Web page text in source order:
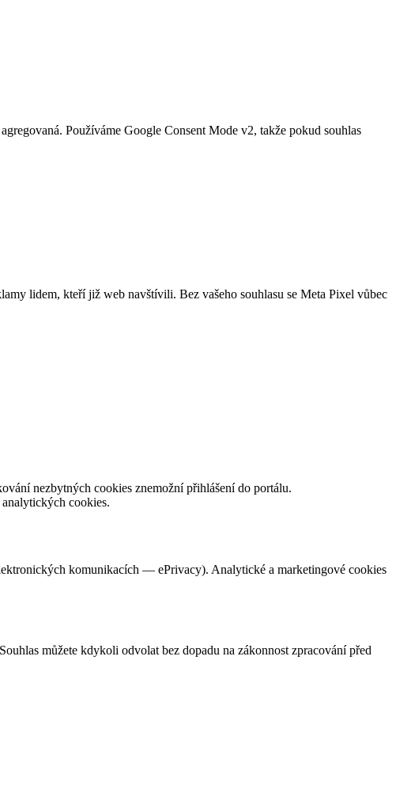
Používáme Google Consent Mode v2, takže pokud souhlas
lidem, kteří již web navštívili. Bez vašeho souhlasu se Meta Pixel vůbec
nezbytných cookies znemožní přihlášení do portálu.
cookies.
komunikacích — ePrivacy). Analytické a marketingové cookies
můžete kdykoli odvolat bez dopadu na zákonnost zpracování před